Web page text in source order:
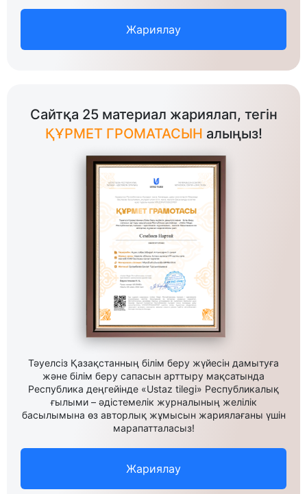
Жариялау
Сайтқа 25 материал жариялап, тегін
ҚҰРМЕТ ГРОМАТАСЫН алыңыз!
Тәуелсіз Қазақстанның білім беру жүйесін дамытуға
және білім беру сапасын арттыру мақсатында
Республика деңгейінде «Ustaz tilegi» Республикалық
ғылыми – әдістемелік журналының желілік
басылымына өз авторлық жұмысын жариялағаны үшін
марапатталасыз!
Жариялау